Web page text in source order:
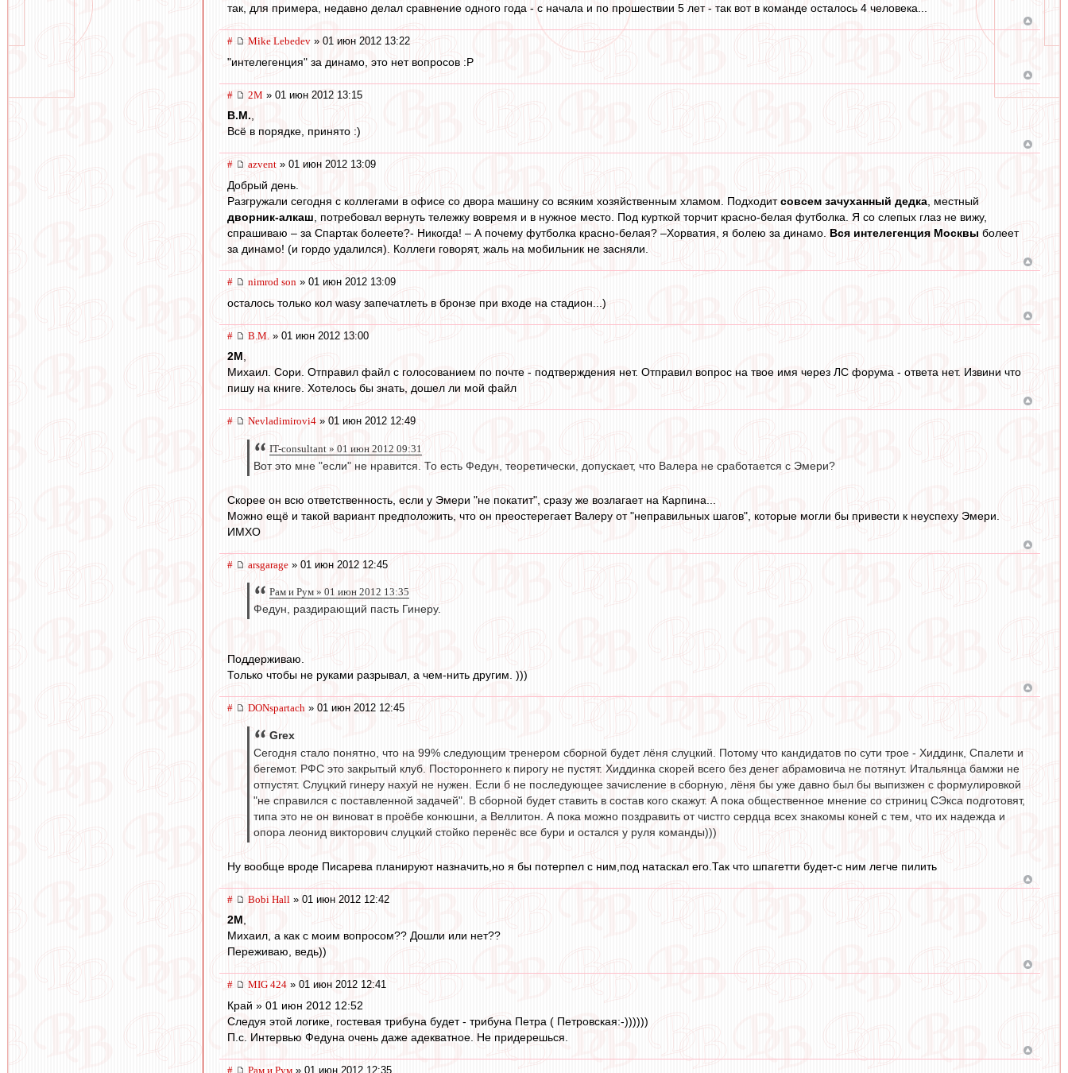
так, для примера, недавно делал сравнение одного года - с начала и по прошествии 5 лет - так вот в команде осталось 4 человека...
# Mike Lebedev » 01 июн 2012 13:22
"интелегенция" за динамо, это нет вопросов :P
# 2M » 01 июн 2012 13:15
В.М.,
Всё в порядке, принято :)
# azvent » 01 июн 2012 13:09
Добрый день.
Разгружали сегодня с коллегами в офисе со двора машину со всяким хозяйственным хламом. Подходитсовсем зачуханный дедка , местный
дворник-алкаш , потребовал вернуть тележку вовремя и в нужное место. Под курткой торчит красно-белая футболка. Я со слепых глаз не вижу,
спрашиваю – за Спартак болеете?- Никогда! – А почему футболка красно-белая? –Хорватия, я болею за динамо. Вся интелегенция Москвы болеет
за динамо! (и гордо удалился). Коллеги говорят, жаль на мобильник не засняли.
# nimrod son » 01 июн 2012 13:09
осталось только кол wasy запечатлеть в бронзе при входе на стадион...)
# В.М. » 01 июн 2012 13:00
2M
Михаил. Сори. Отправил файл с голосованием по почте - подтверждения нет. Отправил вопрос на твое имя через ЛС форума - ответа нет. Извини что
пишу на книге. Хотелось бы знать, дошел ли мой файл
# Nevladimirovi4 » 01 июн 2012 12:49
IT-consultant » 01 июн 2012 09:31
Вот это мне "если" не нравится. То есть Федун, теоретически, допускает, что Валера не сработается с Эмери?
Скорее он всю ответственность, если у Эмери "не покатит", сразу же возлагает на Карпина...
Можно ещё и такой вариант предположить, что он преостерегает Валеру от "неправильных шагов", которые могли бы привести к неуспеху Эмери.
ИМХО
# arsgarage » 01 июн 2012 12:45
Рам и Рум » 01 июн 2012 13:35
Федун, раздирающий пасть Гинеру.
Поддерживаю.
Только чтобы не руками разрывал, а чем-нить другим. )))
# DONspartach » 01 июн 2012 12:45
Grex
Сегодня стало понятно, что на 99% следующим тренером сборной будет лёня слуцкий. Потому что кандидатов по сути трое - Хиддинк, Спалети и
бегемот. РФС это закрытый клуб. Постороннего к пирогу не пустят. Хиддинка скорей всего без денег абрамовича не потянут. Итальянца бамжи не
отпустят. Слуцкий гинеру нахуй не нужен. Если б не последующее зачисление в сборную, лёня бы уже давно был бы выпизжен с формулировкой
"не справился с поставленной задачей". В сборной будет ставить в состав кого скажут. А пока общественное мнение со стриниц СЭкса подготовят,
типа это не он виноват в проёбе конюшни, а Веллитон. А пока можно поздравить от чистго сердца всех знакомы коней с тем, что их надежда и
опора леонид викторович слуцкий стойко перенёс все бури и остался у руля команды)))
Ну вообще вроде Писарева планируют назначить,но я бы потерпел с ним,под натаскал его.Так что шпагетти будет-с ним легче пилить
# Bobi Hall » 01 июн 2012 12:42
2M
Михаил, а как с моим вопросом?? Дошли или нет??
Переживаю, ведь))
# MIG 424 » 01 июн 2012 12:41
Край » 01 июн 2012 12:52
Следуя этой логике, гостевая трибуна будет - трибуна Петра ( Петровская:-))))))
П.с. Интервью Федуна очень даже адекватное. Не придерешься.
# Рам и Рум » 01 июн 2012 12:35